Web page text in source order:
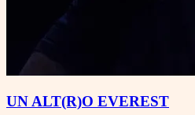
UN ALT(R)O EVEREST